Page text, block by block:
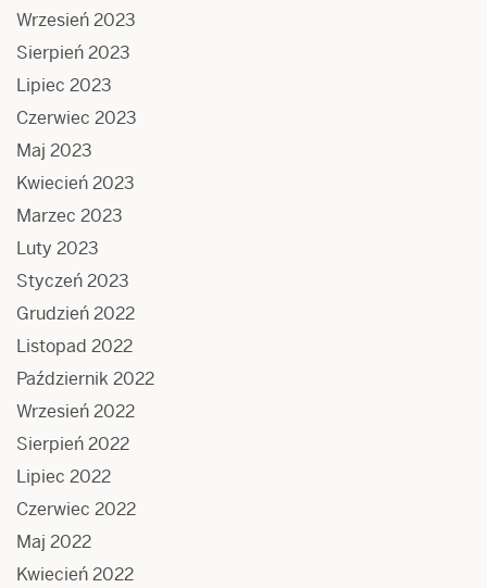
Wrzesień 2023
Sierpień 2023
Lipiec 2023
Czerwiec 2023
Maj 2023
Kwiecień 2023
Marzec 2023
Luty 2023
Styczeń 2023
Grudzień 2022
Listopad 2022
Październik 2022
Wrzesień 2022
Sierpień 2022
Lipiec 2022
Czerwiec 2022
Maj 2022
Kwiecień 2022